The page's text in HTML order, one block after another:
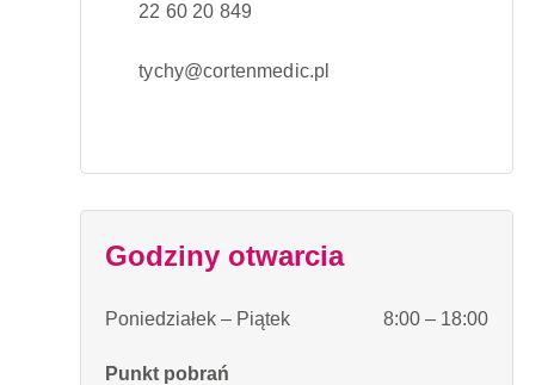
22 60 20 849
tychy@cortenmedic.pl
Godziny otwarcia
Poniedziałek – Piątek 8:00 – 18:00
Punkt pobrań